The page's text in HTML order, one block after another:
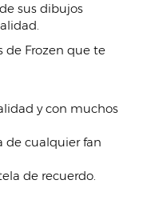
sus dibujos
de Frozen que te
y con muchos
de cualquier fan
de recuerdo.